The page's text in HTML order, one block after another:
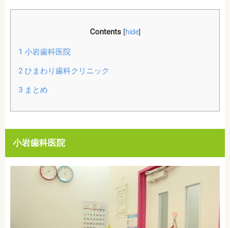
Contents [hide]
1 小岩歯科医院
2ひまわり歯科クリニック
3まとめ
小岩歯科医院